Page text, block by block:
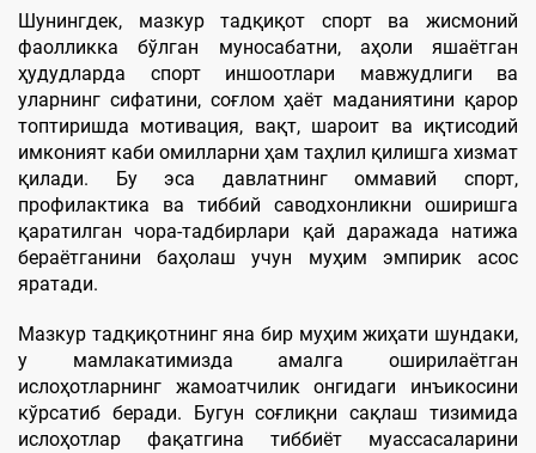
Шунингдек, мазкур тадқиқот спорт ва жисмоний
фаолликка бўлган муносабатни, аҳоли яшаётган
ҳудудларда спорт иншоотлари мавжудлиги ва
уларнинг сифатини, соғлом ҳаёт маданиятини қарор
топтиришда мотивация, вақт, шароит ва иқтисодий
имконият каби омилларни ҳам таҳлил қилишга хизмат
қилади. Бу эса давлатнинг оммавий спорт,
профилактика ва тиббий саводхонликни оширишга
қаратилган чора-тадбирлари қай даражада натижа
бераётганини баҳолаш учун муҳим эмпирик асос
яратади.
Мазкур тадқиқотнинг яна бир муҳим жиҳати шундаки,
у мамлакатимизда амалга оширилаётган
ислоҳотларнинг жамоатчилик онгидаги инъикосини
кўрсатиб беради. Бугун соғлиқни сақлаш тизимида
ислоҳотлар фақатгина тиббиёт муассасаларини